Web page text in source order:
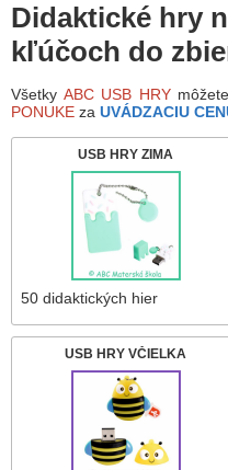
Didaktické hry
kľúčoch do
Všetky ABC USB HRY
PONUKE za UVÁDZACIU
USB HRY ZIMA
50 didaktických hier
USB HRY VČIELKA